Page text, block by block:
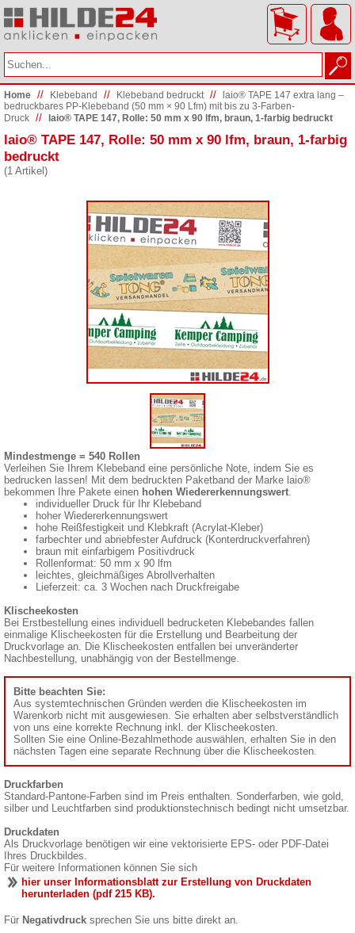
Home // Klebeband // Klebeband bedruckt//
laio® TAPE 147 extra lang –
bedruckbares PP-Klebeband (50 mm × 90 Lfm) mit bis zu 3-Farben-
Druck // laio® TAPE 147, Rolle: 50 mm x 90 lfm, braun, 1-farbig bedruckt
laio® TAPE 147, Rolle: 50 mm x 90 lfm, braun, 1-farbig
bedruckt
(1 Artikel)
Mindestmenge = 540 Rollen
Verleihen Sie Ihrem Klebeband eine persönliche Note, indem Sie es
bedrucken lassen! Mit dem bedruckten Paketband der Marke laio®
bekommen Ihre Pakete einen hohen Wiedererkennungswert
individueller Druck für Ihr Klebeband
hoher Wiedererkennungswert
hohe Reißfestigkeit und Klebkraft (Acrylat-Kleber)
farbechter und abriebfester Aufdruck (Konterdruckverfahren)
braun mit einfarbigem Positivdruck
Rollenformat: 50 mm x 90 lfm
leichtes, gleichmäßiges Abrollverhalten
Lieferzeit: ca. 3 Wochen nach Druckfreigabe
Klischeekosten
Bei Erstbestellung eines individuell bedrucketen Klebebandes fallen
einmalige Klischeekosten für die Erstellung und Bearbeitung der
Druckvorlage an. Die Klischeekosten entfallen bei unveränderter
Nachbestellung, unabhängig von der Bestellmenge.
Bitte beachten Sie:
Aus systemtechnischen Gründen werden die Klischeekosten im
Warenkorb nicht mit ausgewiesen. Sie erhalten aber selbstverständlich
von uns eine korrekte Rechnung inkl. der Klischeekosten.
Sollten Sie eine Online-Bezahlmethode auswählen, erhalten Sie in den
nächsten Tagen eine separate Rechnung über die Klischeekosten.
Druckfarben
Standard-Pantone-Farben sind im Preis enthalten. Sonderfarben, wie gold,
silber und Leuchtfarben sind produktionstechnisch bedingt nicht umsetzbar.
Druckdaten
Als Druckvorlage benötigen wir eine vektorisierte EPS- oder PDF-Datei
Ihres Druckbildes.
Für weitere Informationen können Sie sich
hier unser Informationsblatt zur Erstellung von Druckdaten
herunterladen (pdf 215 KB).
Für Negativdruck sprechen Sie uns bitte direkt an.